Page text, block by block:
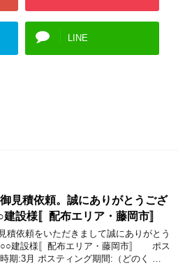
LINE
見積依頼。誠にありがとうござ
設様〚配布エリア・藤岡市〛
積依頼をいただきまして誠にありがとう
○○建設様〚配布エリア・藤岡市〛 ポス
期:3月 ポスティング期間:（どのく …